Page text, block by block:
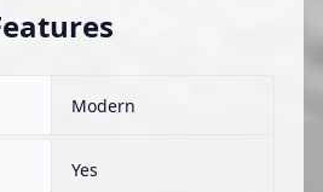
Modern
Yes